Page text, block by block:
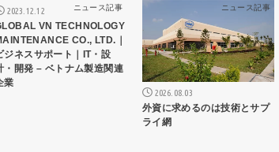
ニュース記事
2023.12.12
VN TECHNOLOGY
CO., LTD.｜
ジネスサポート｜IT・設
・開発 – ベトナム製造関連
業
ニュース記事
2026.08.03
外資に求めるのは技術とサプ
ライ網